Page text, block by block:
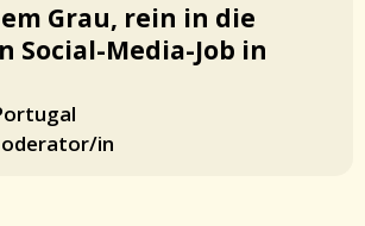
Grau, rein in die
Social-Media-Job in
in